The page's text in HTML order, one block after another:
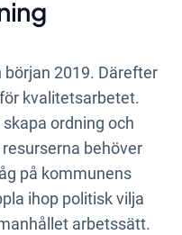
2019. Därefter
kvalitetsarbetet.
ordning och
behöver
på kommunens
ihop politisk vilja
arbetssätt.